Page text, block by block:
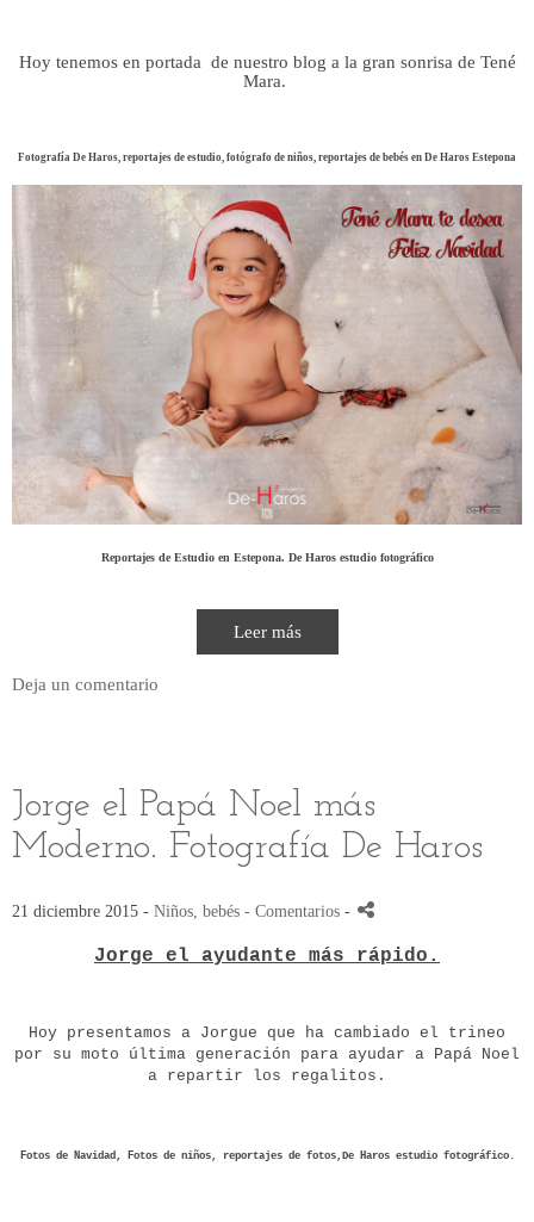
Hoy tenemos en portada de nuestro blog a la gran sonrisa de Tené
Mara.
Fotografía De Haros, reportajes de estudio, fotógrafo de niños, reportajes de bebés en De Haros Estepona
Reportajes de Estudio en Estepona. De Haros estudio fotográfico
Leer más
Deja un comentario
Jorge el Papá Noel más
Moderno. Fotografía De Haros
21 diciembre 2015 - Niños, bebés - Comentarios -
Jorge el ayudante más rápido.
Hoy presentamos a Jorgue que ha cambiado el trineo
por su moto última generación para ayudar a Papá Noel
a repartir los regalitos.
Fotos de Navidad, Fotos de niños, reportajes de fotos,De Haros estudio fotográfico.